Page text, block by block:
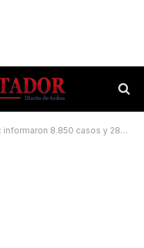
8.850 casos y 281 muertes